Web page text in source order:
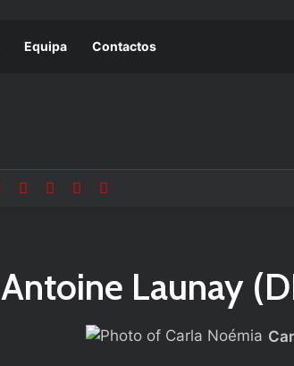
Equipa Contactos
Antoine Launay